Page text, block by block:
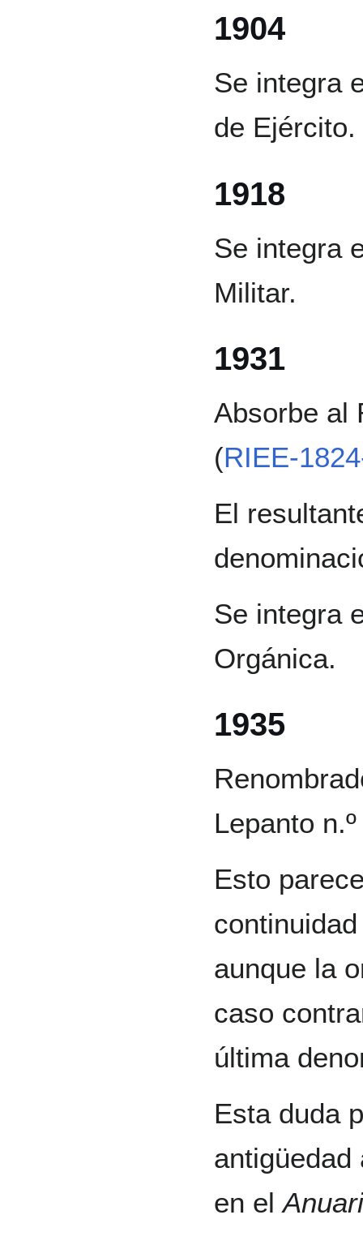
1904
Se integra
de Ejército.
1918
Se integra
Militar.
1931
Absorbe al
(RIEE-
El
Se integra
Orgánica.
1935
Lepanto
Esto
aunque la
caso
última
Esta duda
antigüedad
en el